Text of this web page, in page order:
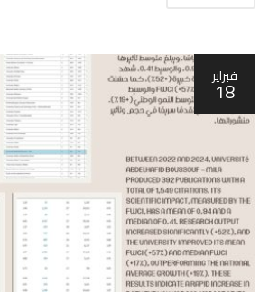
فبراير
18